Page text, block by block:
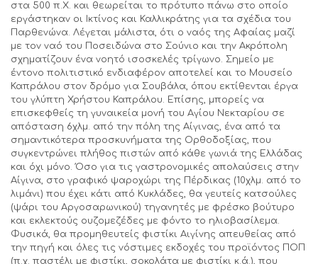
στα 500 π.Χ. και θεωρείται το πρότυπο πάνω στο οποίο
εργάστηκαν οι Ικτίνος και Καλλικράτης για τα σχέδια του
Παρθενώνα. Λέγεται μάλιστα, ότι ο ναός της Αφαίας μαζί
με τον ναό του Ποσειδώνα στο Σούνιο και την Ακρόπολη
σχηματίζουν ένα νοητό ισοσκελές τρίγωνο. Σημείο με
έντονο πολιτιστικό ενδιαφέρον αποτελεί και το Μουσείο
Καπράλου στον δρόμο για Σουβάλα, όπου εκτίθενται έργα
του γλύπτη Χρήστου Καπράλου. Επίσης, μπορείς να
επισκεφθείς τη γυναικεία μονή του Αγίου Νεκταρίου σε
απόσταση 6χλμ. από την πόλη της Αίγινας, ένα από τα
σημαντικότερα προσκυνήματα της Ορθοδοξίας, που
συγκεντρώνει πλήθος πιστών από κάθε γωνιά της Ελλάδας
και όχι μόνο. Όσο για τις γαστρονομικές απολαύσεις στην
Αίγινα, στο γραφικό ψαροχώρι της Πέρδικας (10χλμ. από το
λιμάνι) που έχει κάτι από Κυκλάδες, θα γευτείς κατσούλες
(ψάρι του Αργοσαρωνικού) τηγανητές με φρέσκο βούτυρο
και εκλεκτούς ουζομεζέδες με φόντο το ηλιοβασίλεμα.
Φυσικά, θα προμηθευτείς φιστίκι Αιγίνης απευθείας από
την πηγή και όλες τις νόστιμες εκδοχές του προϊόντος ΠΟΠ
(π.χ. παστέλι με φιστίκι, σοκολάτα με φιστίκι κ.ά.), που